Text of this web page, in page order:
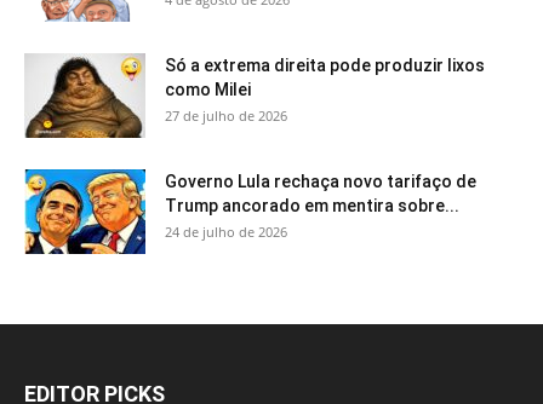
Só a extrema direita pode produzir lixos
como Milei
27 de julho de 2026
Governo Lula rechaça novo tarifaço de
Trump ancorado em mentira sobre...
24 de julho de 2026
EDITOR PICKS